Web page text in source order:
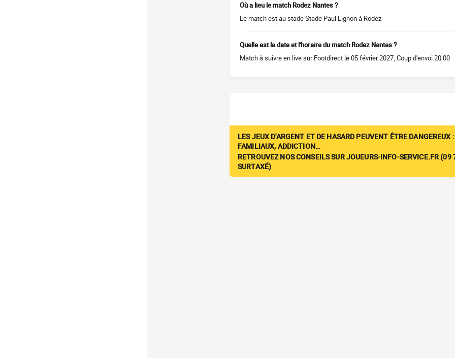
Où a lieu le match Rodez Nantes ?
Le match est au stade Stade Paul Lignon à Rodez
Quelle est la date et l'horaire du match Rodez Nantes ?
Match à suivre en live sur Footdirect le 05 février 2027, Coup d'envoi 20:00
LES JEUX D'ARGENT ET DE HASARD PEUVENT ÊTRE DANGEREUX
FAMILIAUX, ADDICTION…
RETROUVEZ NOS CONSEILS SUR JOUEURS-INFO-SERVICE.FR
SURTAXÉ)